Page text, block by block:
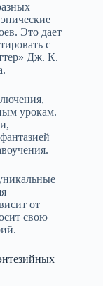
Это дает
с
Дж. К.
урокам.
от
свою